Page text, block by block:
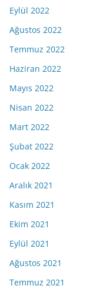
Eylül 2022
Ağustos 2022
Temmuz 2022
Haziran 2022
Mayıs 2022
Nisan 2022
Mart 2022
Şubat 2022
Ocak 2022
Aralık 2021
Kasım 2021
Ekim 2021
Eylül 2021
Ağustos 2021
Temmuz 2021